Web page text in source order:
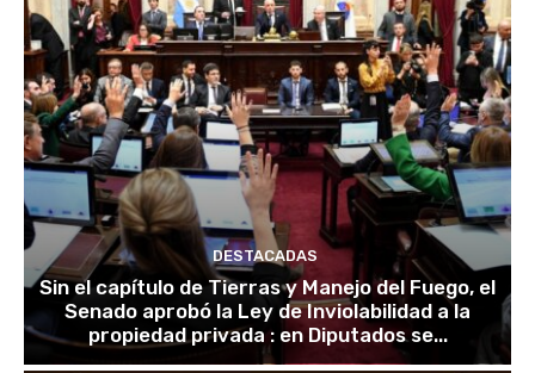
DESTACADAS
Sin el capítulo de Tierras y Manejo del Fuego, el
Senado aprobó la Ley de Inviolabilidad a la
propiedad privada : en Diputados se...